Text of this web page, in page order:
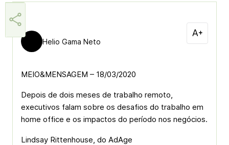
Helio Gama Neto
MEIO&MENSAGEM – 18/03/2020
Depois de dois meses de trabalho remoto,
executivos falam sobre os desafios do trabalho em
home office e os impactos do período nos negócios.
Lindsay Rittenhouse, do AdAge